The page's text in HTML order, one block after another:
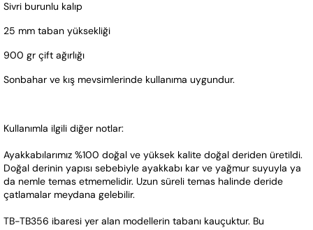
Sivri burunlu kalıp
25 mm taban yüksekliği
900 gr çift ağırlığı
Sonbahar ve kış mevsimlerinde kullanıma uygundur.
Kullanımla ilgili diğer notlar:
Ayakkabılarımız %100 doğal ve yüksek kalite doğal deriden üretildi.
Doğal derinin yapısı sebebiyle ayakkabı kar ve yağmur suyuyla ya
da nemle temas etmemelidir. Uzun süreli temas halinde deride
çatlamalar meydana gelebilir.
TB-TB356 ibaresi yer alan modellerin tabanı kauçuktur. Bu